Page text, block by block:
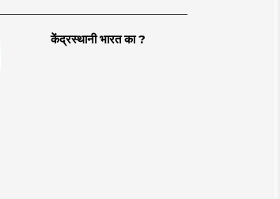
केंद्रस्थानी भारत का ?